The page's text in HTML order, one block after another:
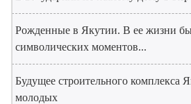
Рожденные в Якутии. В ее жизни
символических моментов...
Будущее строительного комплекса
молодых